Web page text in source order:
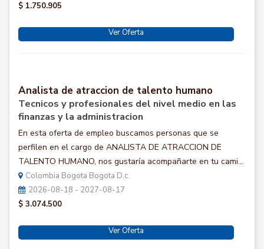
$ 1.750.905
Ver Oferta
Analista de atraccion de talento humano
Tecnicos y profesionales del nivel medio en las
finanzas y la administracion
En esta oferta de empleo buscamos personas que se
perfilen en el cargo de ANALISTA DE ATRACCION DE
TALENTO HUMANO, nos gustaría acompañarte en tu cami...
Colombia Bogota Bogota D.c.
2026-08-18 - 2027-08-17
$ 3.074.500
Ver Oferta